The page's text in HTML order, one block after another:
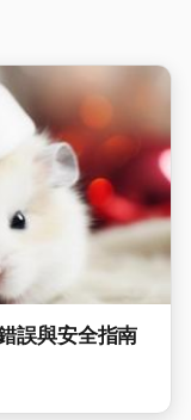
誤與安全指南